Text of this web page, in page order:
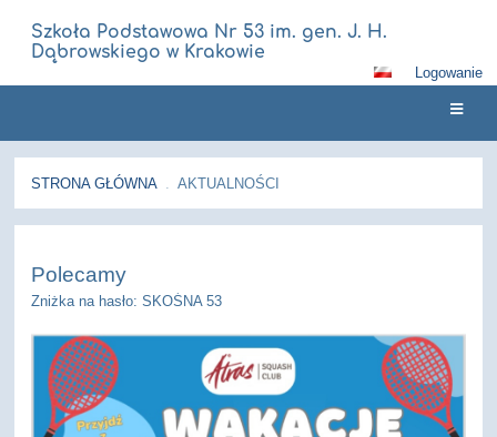
Szkoła Podstawowa Nr 53 im. gen. J. H.
Dąbrowskiego w Krakowie
Logowanie
STRONA GŁÓWNA AKTUALNOŚCI
Polecamy
Zniżka na hasło: SKOŚNA 53